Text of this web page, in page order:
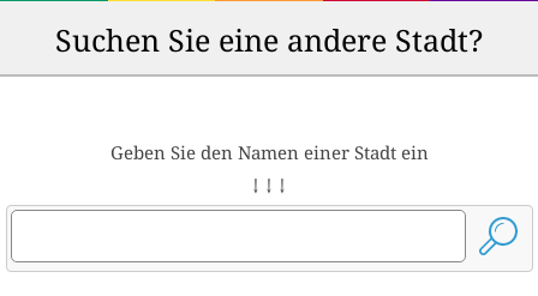
Suchen Sie eine andere Stadt?
Geben Sie den Namen einer Stadt ein
↓ ↓ ↓